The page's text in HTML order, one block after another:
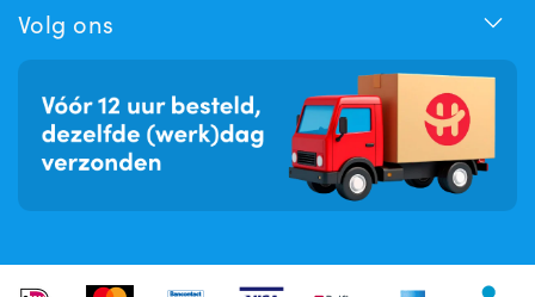
Volg ons